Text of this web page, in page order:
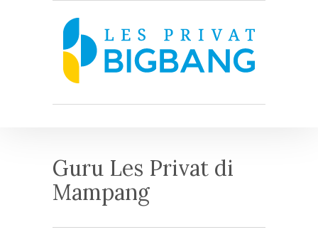
Guru Les Privat di
Mampang